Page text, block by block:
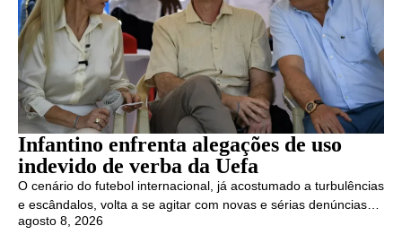
Infantino enfrenta alegações de uso
indevido de verba da Uefa
O cenário do futebol internacional, já acostumado a turbulências
e escândalos, volta a se agitar com novas e sérias denúncias…
agosto 8, 2026